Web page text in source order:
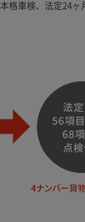
格車検、法定24